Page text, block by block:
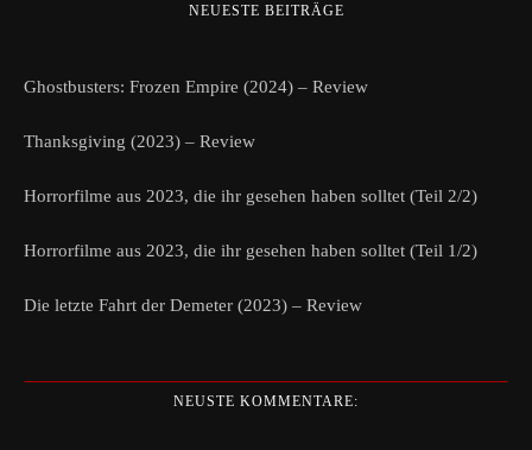
NEUESTE BEITRÄGE
Ghostbusters: Frozen Empire (2024) – Review
Thanksgiving (2023) – Review
Horrorfilme aus 2023, die ihr gesehen haben solltet (Teil 2/2)
Horrorfilme aus 2023, die ihr gesehen haben solltet (Teil 1/2)
Die letzte Fahrt der Demeter (2023) – Review
NEUSTE KOMMENTARE: